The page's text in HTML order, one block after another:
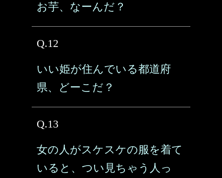
お芋、なーんだ？
Q.12
いい姫が住んでいる都道府
県、どーこだ？
Q.13
女の人がスケスケの服を着て
いると、つい見ちゃう人っ